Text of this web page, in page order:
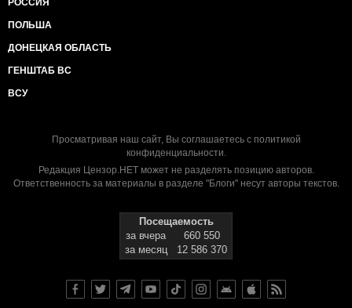
РОССИЯ
ПОЛЬША
ДОНЕЦКАЯ ОБЛАСТЬ
ГЕНШТАБ ВС
ВСУ
Просматривая наш сайт, Вы соглашаетесь с политикой
конфиденциальности.
Редакция Цензор.НЕТ может не разделять позицию авторов.
Ответственность за материалы в разделе "Блоги" несут авторы текстов.
Посещаемость
за вчера
660 550
за месяц
12 586 370